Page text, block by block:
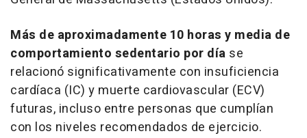
Más de aproximadamente 10 horas y media de
comportamiento sedentario por día se
relacionó significativamente con insuficiencia
cardíaca (IC) y muerte cardiovascular (ECV)
futuras, incluso entre personas que cumplían
con los niveles recomendados de ejercicio.